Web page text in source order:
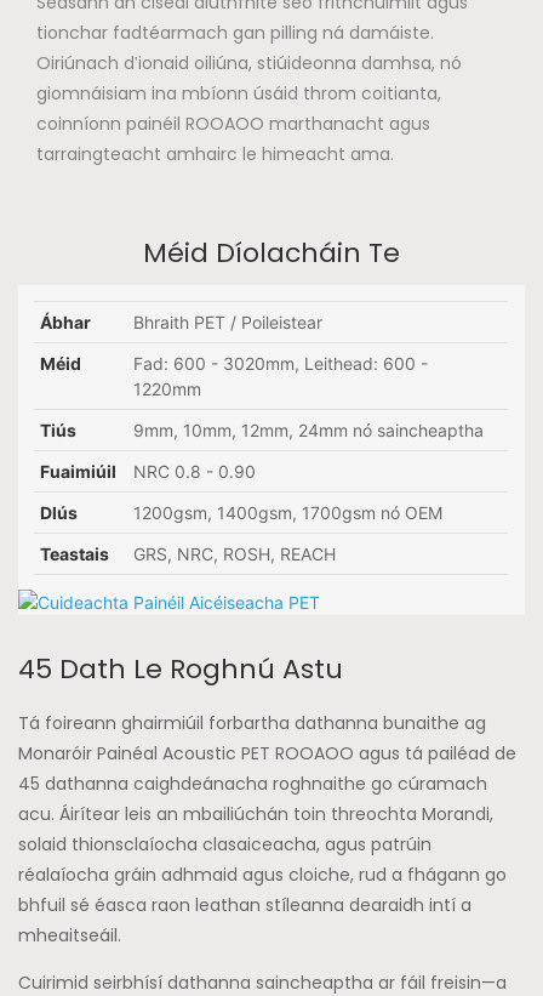
tionchar fadtéarmach gan pilling ná damáiste.
Oiriúnach d'ionaid oiliúna, stiúideonna damhsa, nó
giomnáisiam ina mbíonn úsáid throm coitianta,
coinníonn painéil ROOAOO marthanacht agus
tarraingteacht amhairc le himeacht ama.
Méid Díolacháin Te
Ábhar
Bhraith PET / Poileistear
Méid
Fad: 600 - 3020mm, Leithead: 600 -
1220mm
Tiús
9mm, 10mm, 12mm, 24mm nó saincheaptha
Fuaimiúil
NRC 0.8 - 0.90
Dlús
1200gsm, 1400gsm, 1700gsm nó OEM
Teastais
GRS, NRC, ROSH, REACH
45 Dath Le Roghnú Astu
Tá foireann ghairmiúil forbartha dathanna bunaithe ag
Monaróir Painéal Acoustic PET ROOAOO agus tá pailéad de
45 dathanna caighdeánacha roghnaithe go cúramach
acu. Áirítear leis an mbailiúchán toin threochta Morandi,
solaid thionsclaíocha clasaiceacha, agus patrúin
réalaíocha gráin adhmaid agus cloiche, rud a fhágann go
bhfuil sé éasca raon leathan stíleanna dearaidh intí a
mheaitseáil.
Cuirimid seirbhísí dathanna saincheaptha ar fáil freisin—a